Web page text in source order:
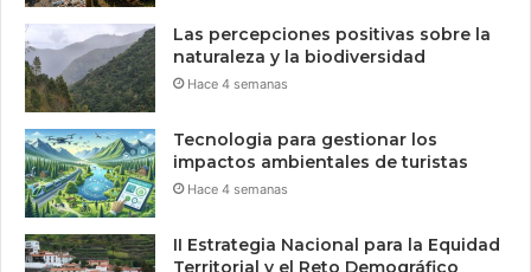
Las percepciones positivas sobre la
naturaleza y la biodiversidad
Hace 4 semanas
Tecnologia para gestionar los
impactos ambientales de turistas
Hace 4 semanas
II Estrategia Nacional para la Equidad
Territorial y el Reto Demográfico